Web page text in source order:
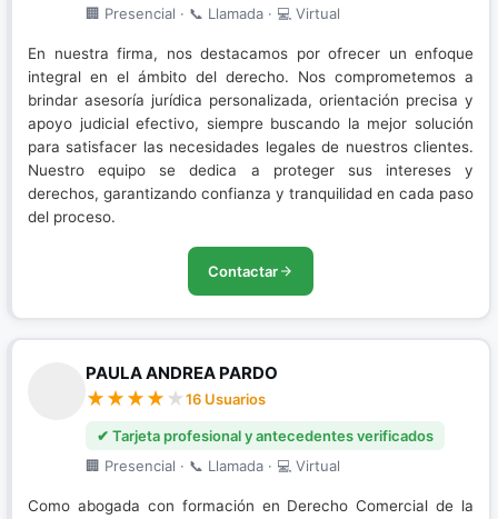
🏢 Presencial · 📞 Llamada · 💻 Virtual
En nuestra firma, nos destacamos por ofrecer un enfoque
integral en el ámbito del derecho. Nos comprometemos a
brindar asesoría jurídica personalizada, orientación precisa y
apoyo judicial efectivo, siempre buscando la mejor solución
para satisfacer las necesidades legales de nuestros clientes.
Nuestro equipo se dedica a proteger sus intereses y
derechos, garantizando confianza y tranquilidad en cada paso
del proceso.
Contactar
PAULA ANDREA PARDO
16 Usuarios
✔ Tarjeta profesional y antecedentes verificados
🏢 Presencial · 📞 Llamada · 💻 Virtual
Como abogada con formación en Derecho Comercial de la